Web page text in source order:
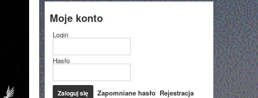
Moje konto
Login
Hasło
Zapomniane hasło Rejestracja